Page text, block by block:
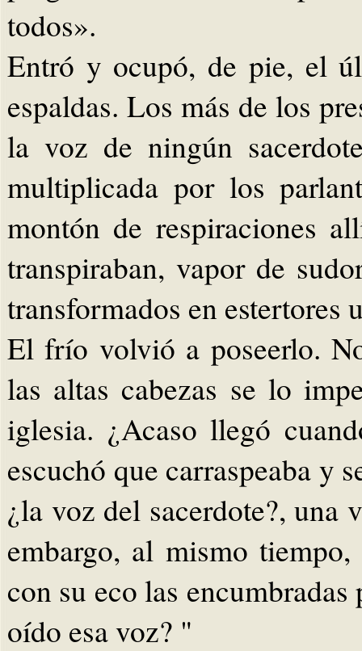
todos».
Entró y ocupó, de pie, el
espaldas. Los más de los
la voz de ningún
multiplicada por los
montón de respiraciones
transpiraban, vapor de
transformados en estertores
El frío volvió a poseerlo.
las altas cabezas se lo
iglesia. ¿Acaso llegó
escuchó que carraspeaba y
¿la voz del sacerdote?, una
embargo, al mismo
con su eco las
oído esa voz? "